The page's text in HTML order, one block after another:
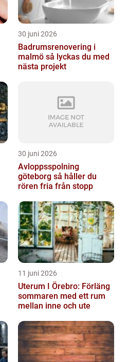
30 juni 2026
Badrumsrenovering i
malmö så lyckas du med
nästa projekt
30 juni 2026
Avloppsspolning
göteborg så håller du
rören fria från stopp
11 juni 2026
Uterum I Örebro: Förläng
sommaren med ett rum
mellan inne och ute